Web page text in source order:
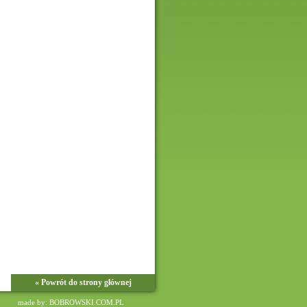
« Powrót do strony głównej
made by: BOBROWSKI.COM.PL